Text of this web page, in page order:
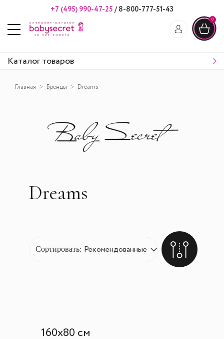
+7 (495) 990-47-25 /8-800-777-51-43
0
Каталог товаров
Главная Бренды Dreams
Dreams
Сортировать:
160х80 см